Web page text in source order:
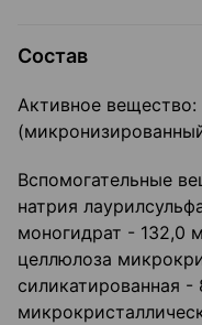
Состав
Активное
Вспомогательные
натрия
моногидрат - 132,0
целлюлоза
силикатированная